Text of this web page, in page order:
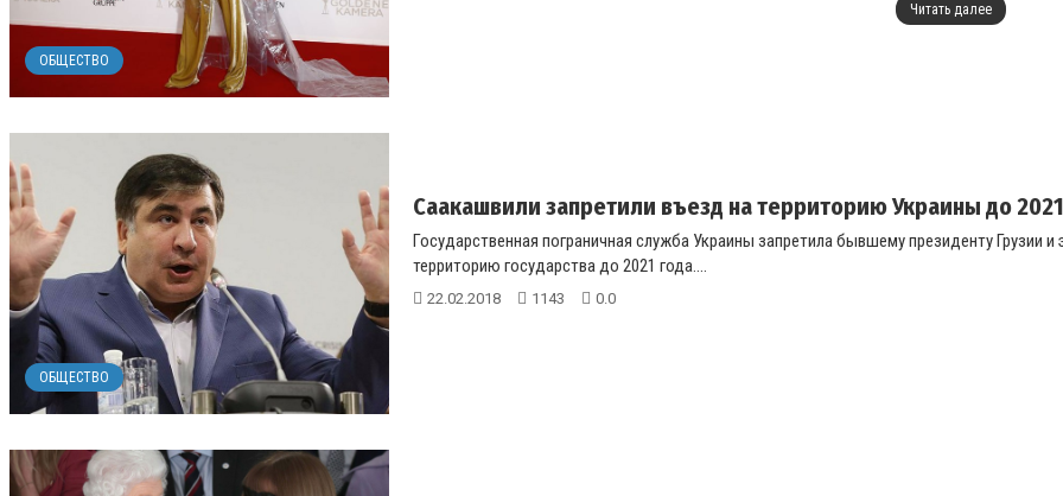
ОБЩЕСТВО
Читать далее
ОБЩЕСТВО
Саакашвили запретили въезд на территорию Украины до
Государственная пограничная служба Украины запретила бывшему президенту
территорию государства до 2021 года....
22.02.2018 1143 0.0